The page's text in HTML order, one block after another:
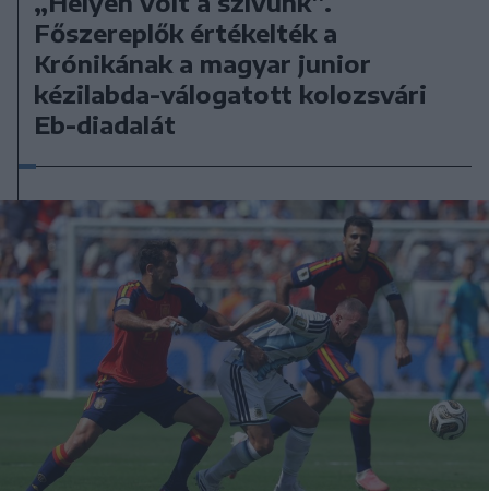
Főszereplők értékelték a
Krónikának a magyar junior
kézilabda-válogatott kolozsvári
Eb-diadalát